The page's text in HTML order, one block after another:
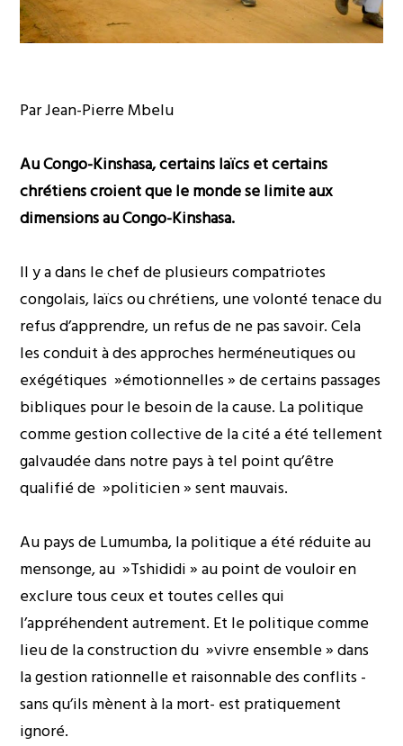
Par Jean-Pierre Mbelu
Au Congo-Kinshasa, certains laïcs et certains
chrétiens croient que le monde se limite aux
dimensions au Congo-Kinshasa.
Il y a dans le chef de plusieurs compatriotes
congolais, laïcs ou chrétiens, une volonté tenace du
refus d’apprendre, un refus de ne pas savoir. Cela
les conduit à des approches herméneutiques ou
exégétiques »émotionnelles » de certains passages
bibliques pour le besoin de la cause. La politique
comme gestion collective de la cité a été tellement
galvaudée dans notre pays à tel point qu’être
qualifié de »politicien » sent mauvais.
Au pays de Lumumba, la politique a été réduite au
mensonge, au »Tshididi » au point de vouloir en
exclure tous ceux et toutes celles qui
l’appréhendent autrement. Et le politique comme
lieu de la construction du »vivre ensemble » dans
la gestion rationnelle et raisonnable des conflits -
sans qu’ils mènent à la mort- est pratiquement
ignoré.